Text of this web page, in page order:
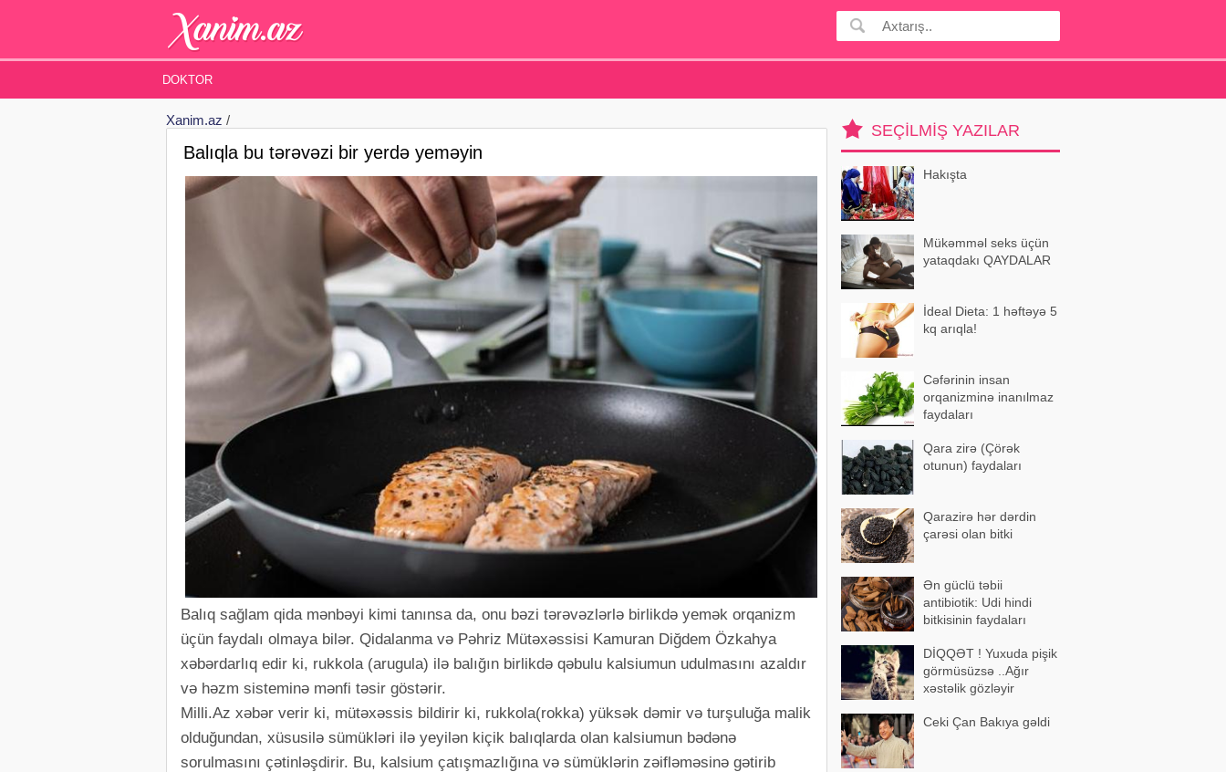
DOKTOR
Xanim.az /
Balıqla bu tərəvəzi bir yerdə yeməyin
Balıq sağlam qida mənbəyi kimi tanınsa da, onu bəzi tərəvəzlərlə birlikdə yemək orqanizm
üçün faydalı olmaya bilər. Qidalanma və Pəhriz Mütəxəssisi Kamuran Diğdem Özkahya
xəbərdarlıq edir ki, rukkola (arugula) ilə balığın birlikdə qəbulu kalsiumun udulmasını azaldır
və həzm sisteminə mənfi təsir göstərir.
Milli.Az xəbər verir ki, mütəxəssis bildirir ki, rukkola(rokka) yüksək dəmir və turşuluğa malik
olduğundan, xüsusilə sümükləri ilə yeyilən kiçik balıqlarda olan kalsiumun bədənə
sorulmasını çətinləşdirir. Bu, kalsium çatışmazlığına və sümüklərin zəifləməsinə gətirib
SEÇILMIŞ YAZILAR
Hakışta
Mükəmməl seks üçün
yataqdakı QAYDALAR
İdeal Dieta: 1 həftəyə 5
kq arıqla!
Cəfərinin insan
orqanizminə inanılmaz
faydaları
Qara zirə (Çörək
otunun) faydaları
Qarazirə hər dərdin
çarəsi olan bitki
Ən güclü təbii
antibiotik: Udi hindi
bitkisinin faydaları
DİQQƏT ! Yuxuda pişik
görmüsüzsə ..Ağır
xəstəlik gözləyir
Ceki Çan Bakıya gəldi